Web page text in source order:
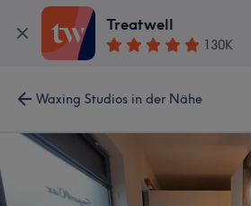
Treatwell
130K
Waxing Studios in der Nähe